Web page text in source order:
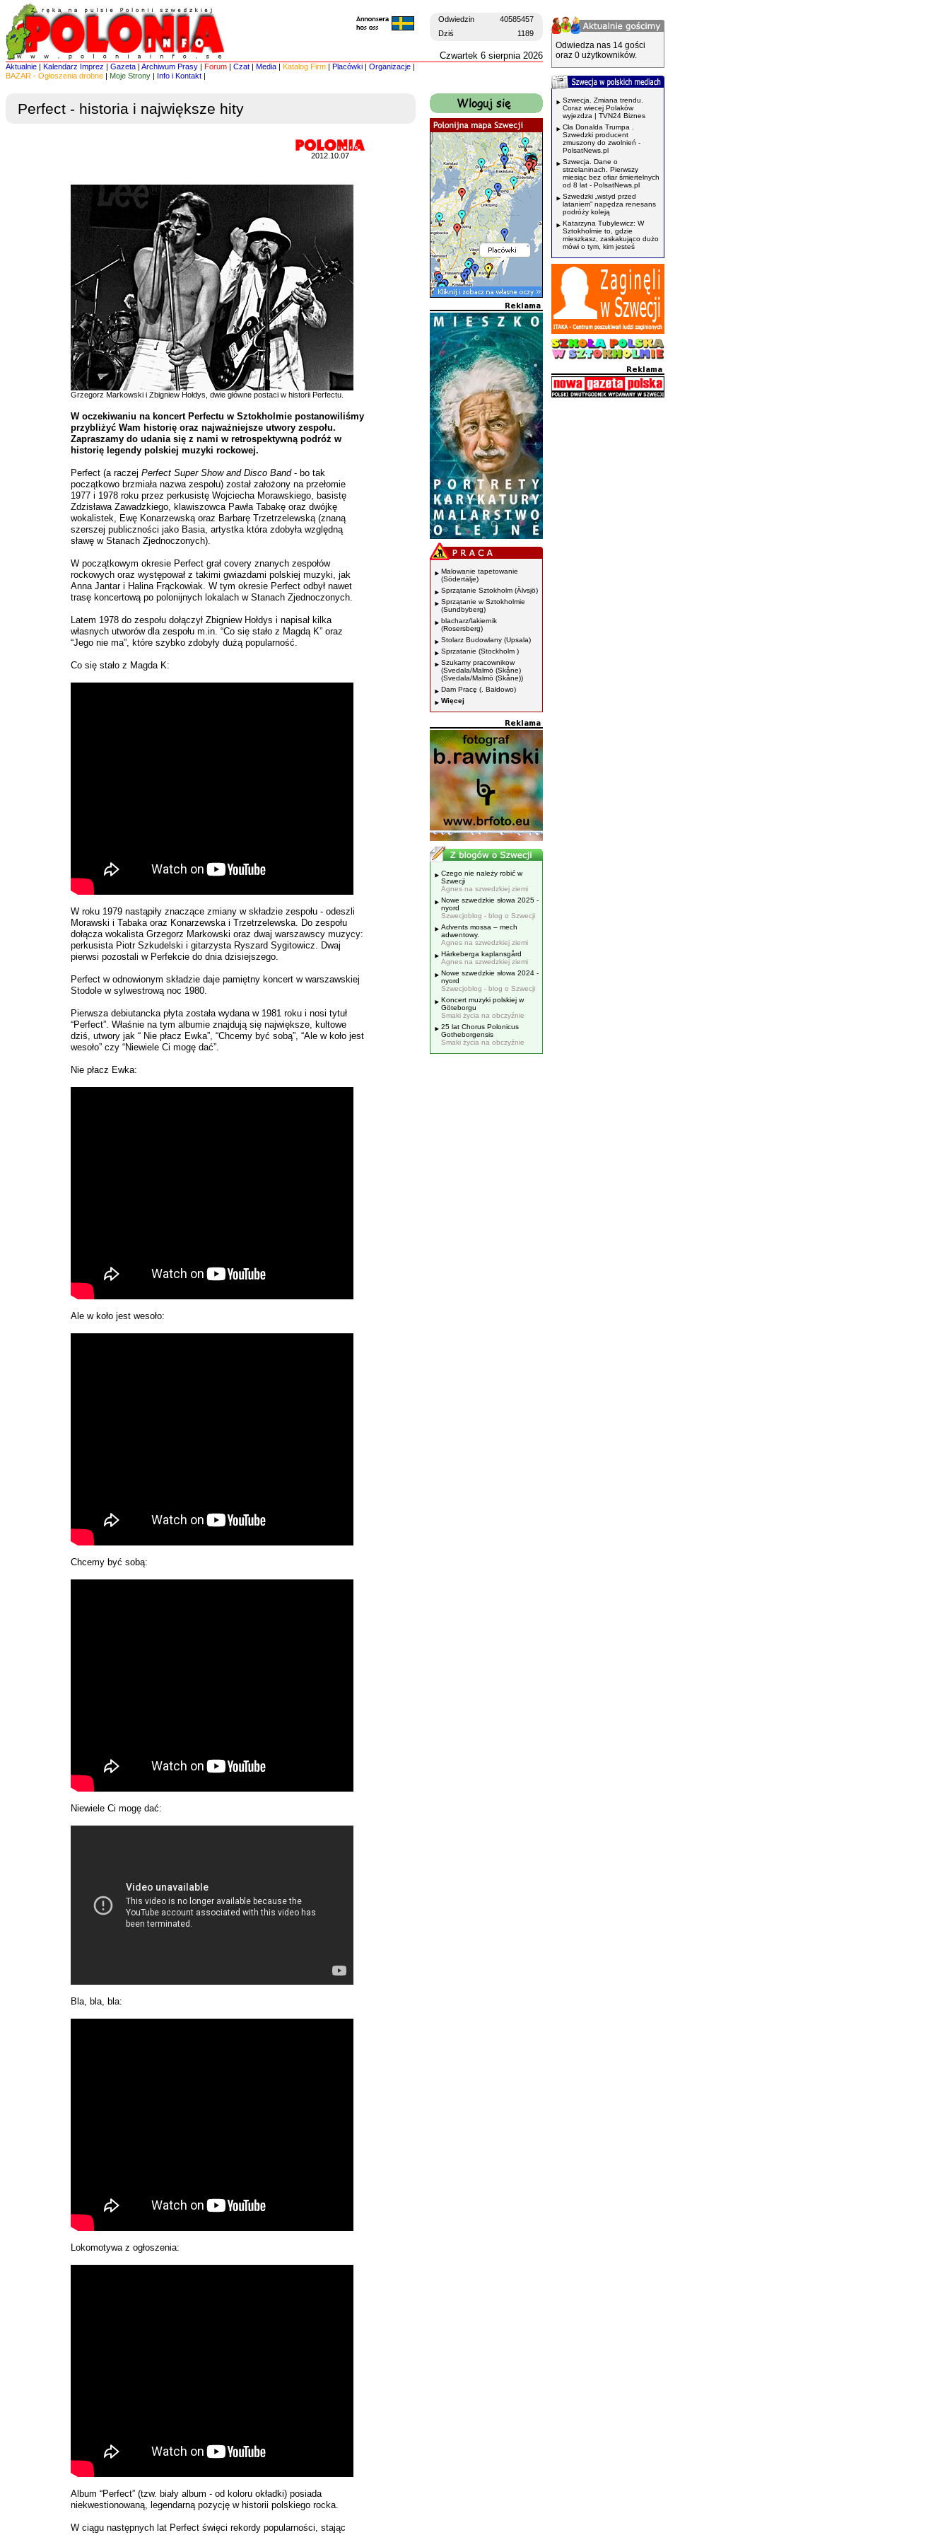
Odwiedzin
40585457
Dziś
1189
Czwartek 6 sierpnia 2026
Aktualnie | Kalendarz Imprez | Gazeta | Archiwum Prasy | Forum | Czat | Media | Katalog Firm | Placówki | Organizacje |
BAZAR - Ogłoszenia drobne | Moje Strony | Info i Kontakt |
Perfect - historia i największe hity
2012.10.07
Grzegorz Markowski i Zbigniew Hołdys, dwie główne postaci w historii Perfectu.
W oczekiwaniu na koncert Perfectu w Sztokholmie postanowiliśmy
przybliżyć Wam historię oraz najważniejsze utwory zespołu.
Zapraszamy do udania się z nami w retrospektywną podróż w
historię legendy polskiej muzyki rockowej.
Perfect (a raczej Perfect Super Show and Disco Band - bo tak
początkowo brzmiała nazwa zespołu) został założony na przełomie
1977 i 1978 roku przez perkusistę Wojciecha Morawskiego, basistę
Zdzisława Zawadzkiego, klawiszowca Pawła Tabakę oraz dwójkę
wokalistek, Ewę Konarzewską oraz Barbarę Trzetrzelewską (znaną
szerszej publiczności jako Basia, artystka która zdobyła względną
sławę w Stanach Zjednoczonych).
W początkowym okresie Perfect grał covery znanych zespołów
rockowych oraz występował z takimi gwiazdami polskiej muzyki, jak
Anna Jantar i Halina Frąckowiak. W tym okresie Perfect odbył nawet
trasę koncertową po polonijnych lokalach w Stanach Zjednoczonych.
Latem 1978 do zespołu dołączył Zbigniew Hołdys i napisał kilka
własnych utworów dla zespołu m.in. “Co się stało z Magdą K” oraz
“Jego nie ma”, które szybko zdobyły dużą popularność.
Co się stało z Magda K:
W roku 1979 nastąpiły znaczące zmiany w składzie zespołu - odeszli
Morawski i Tabaka oraz Konarzewska i Trzetrzelewska. Do zespołu
dołącza wokalista Grzegorz Markowski oraz dwaj warszawscy muzycy:
perkusista Piotr Szkudelski i gitarzysta Ryszard Sygitowicz. Dwaj
pierwsi pozostali w Perfekcie do dnia dzisiejszego.
Perfect w odnowionym składzie daje pamiętny koncert w warszawskiej
Stodole w sylwestrową noc 1980.
Pierwsza debiutancka płyta została wydana w 1981 roku i nosi tytuł
“Perfect”. Właśnie na tym albumie znajdują się największe, kultowe
dziś, utwory jak “ Nie płacz Ewka”, “Chcemy być sobą”, “Ale w koło jest
wesoło” czy “Niewiele Ci mogę dać”.
Nie płacz Ewka:
Ale w koło jest wesoło:
Chcemy być sobą:
Niewiele Ci mogę dać:
Bla, bla, bla:
Lokomotywa z ogłoszenia:
Album “Perfect” (tzw. biały album - od koloru okładki) posiada
niekwestionowaną, legendarną pozycję w historii polskiego rocka.
W ciągu następnych lat Perfect święci rekordy popularności, stając
Malowanie tapetowanie
(Södertälje)
Sprzątanie Sztokholm (Älvsjö)
Sprzątanie w Sztokholmie
(Sundbyberg)
blacharz/lakiernik
(Rosersberg)
Stolarz Budowlany (Upsala)
Sprzatanie (Stockholm )
Szukamy pracownikow
(Svedala/Malmö (Skåne)
(Svedala/Malmö (Skåne))
Dam Pracę (. Bałdowo)
Więcej
Czego nie należy robić w
Szwecji
Agnes na szwedzkiej ziemi
Nowe szwedzkie słowa 2025 -
nyord
Szwecjoblog - blog o Szwecji
Advents mossa – mech
adwentowy.
Agnes na szwedzkiej ziemi
Härkeberga kaplansgård
Agnes na szwedzkiej ziemi
Nowe szwedzkie słowa 2024 -
nyord
Szwecjoblog - blog o Szwecji
Koncert muzyki polskiej w
Göteborgu
Smaki życia na obczyźnie
25 lat Chorus Polonicus
Gotheborgensis
Smaki życia na obczyźnie
Odwiedza nas 14 gości
oraz 0 użytkowników.
Szwecja. Zmiana trendu.
Coraz wiecej Polaków
wyjezdza | TVN24 Biznes
Cła Donalda Trumpa .
Szwedzki producent
zmuszony do zwolnień -
PolsatNews.pl
Szwecja. Dane o
strzelaninach. Pierwszy
miesiąc bez ofiar śmiertelnych
od 8 lat - PolsatNews.pl
Szwedzki „wstyd przed
lataniem” napędza renesans
podróży koleją
Katarzyna Tubylewicz: W
Sztokholmie to, gdzie
mieszkasz, zaskakująco dużo
mówi o tym, kim jesteś